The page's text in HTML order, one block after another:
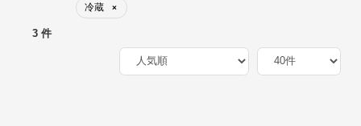
冷蔵 ×
3 件